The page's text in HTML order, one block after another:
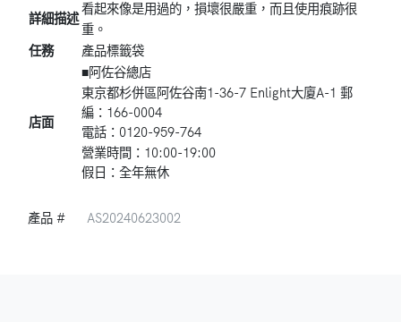
詳細描述
看起來像是用過的，損壞很嚴重，而且使用痕跡很
重。
任務
產品標籤袋
店面
■阿佐谷總店
東京都杉併區阿佐谷南1-36-7 Enlight大廈A-1 郵
編：166-0004
電話：0120-959-764
營業時間：10:00-19:00
假日：全年無休
產品 # AS20240623002